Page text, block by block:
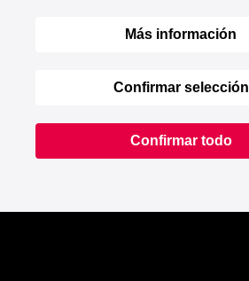
Más información
Confirmar selección
Confirmar todo